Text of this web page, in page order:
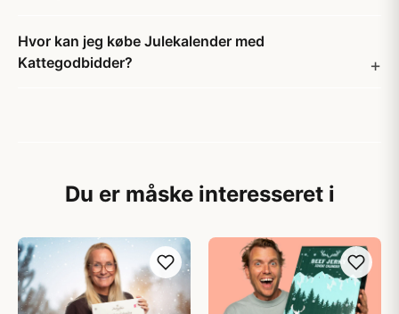
Hvor kan jeg købe Julekalender med
Kattegodbidder?
Du er måske interesseret i